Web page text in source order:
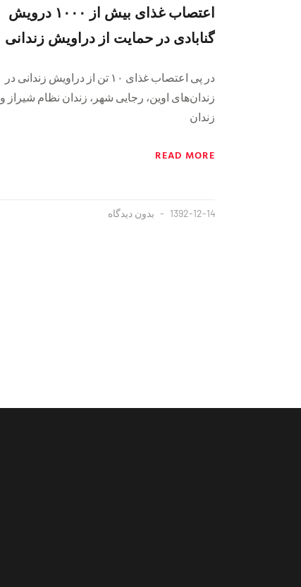
اعتصاب غذای بیش از ۱۰۰۰ درویش
گنابادی در حمایت از دراویش زندانی
در پی اعتصاب غذای ۱۰ تن از دراویش زندانی در
زندان‌های اوین، رجایی شهر، زندان نظام شیراز و
زندان
READ MORE
1392-12-14 بدون دیدگاه